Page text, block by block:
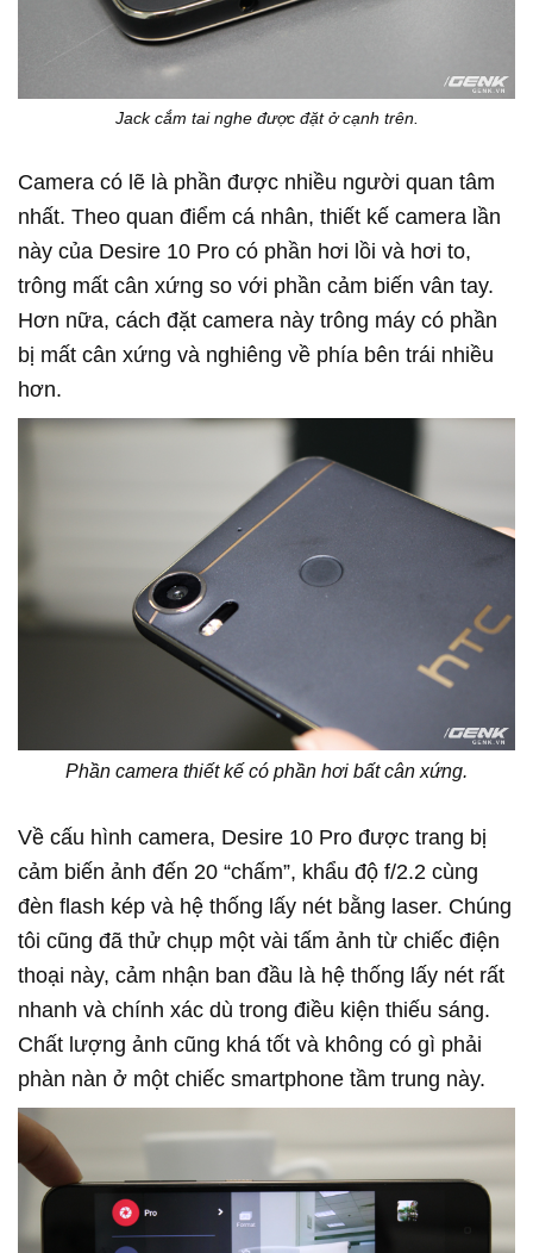
Jack cắm tai nghe được đặt ở cạnh trên.
Camera có lẽ là phần được nhiều người quan tâm
nhất. Theo quan điểm cá nhân, thiết kế camera lần
này của Desire 10 Pro có phần hơi lồi và hơi to,
trông mất cân xứng so với phần cảm biến vân tay.
Hơn nữa, cách đặt camera này trông máy có phần
bị mất cân xứng và nghiêng về phía bên trái nhiều
hơn.
Phần camera thiết kế có phần hơi bất cân xứng.
Về cấu hình camera, Desire 10 Pro được trang bị
cảm biến ảnh đến 20 “chấm”, khẩu độ f/2.2 cùng
đèn flash kép và hệ thống lấy nét bằng laser. Chúng
tôi cũng đã thử chụp một vài tấm ảnh từ chiếc điện
thoại này, cảm nhận ban đầu là hệ thống lấy nét rất
nhanh và chính xác dù trong điều kiện thiếu sáng.
Chất lượng ảnh cũng khá tốt và không có gì phải
phàn nàn ở một chiếc smartphone tầm trung này.